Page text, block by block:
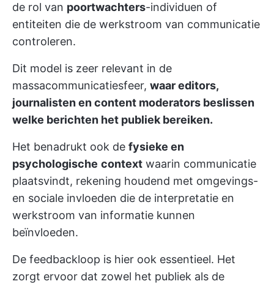
de rol van poortwachters-individuen of
entiteiten die de werkstroom van communicatie
controleren.
Dit model is zeer relevant in de
massacommunicatiesfeer, waar editors,
journalisten en content moderators beslissen
welke berichten het publiek bereiken.
Het benadrukt ook de fysieke en
psychologische context waarin communicatie
plaatsvindt, rekening houdend met omgevings-
en sociale invloeden die de interpretatie en
werkstroom van informatie kunnen
beïnvloeden.
De feedbackloop is hier ook essentieel. Het
zorgt ervoor dat zowel het publiek als de